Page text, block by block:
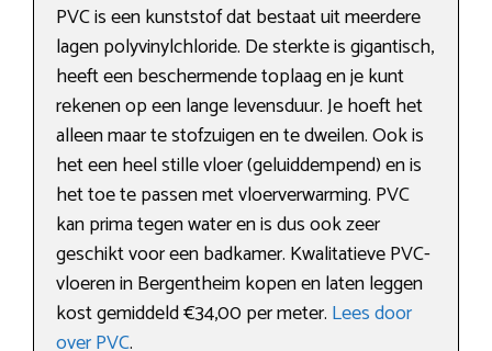
PVC is een kunststof dat bestaat uit meerdere
lagen polyvinylchloride. De sterkte is gigantisch,
heeft een beschermende toplaag en je kunt
rekenen op een lange levensduur. Je hoeft het
alleen maar te stofzuigen en te dweilen. Ook is
het een heel stille vloer (geluiddempend) en is
het toe te passen met vloerverwarming. PVC
kan prima tegen water en is dus ook zeer
geschikt voor een badkamer. Kwalitatieve PVC-
vloeren in Bergentheim kopen en laten leggen
kost gemiddeld €34,00 per meter. Lees door
over PVC.